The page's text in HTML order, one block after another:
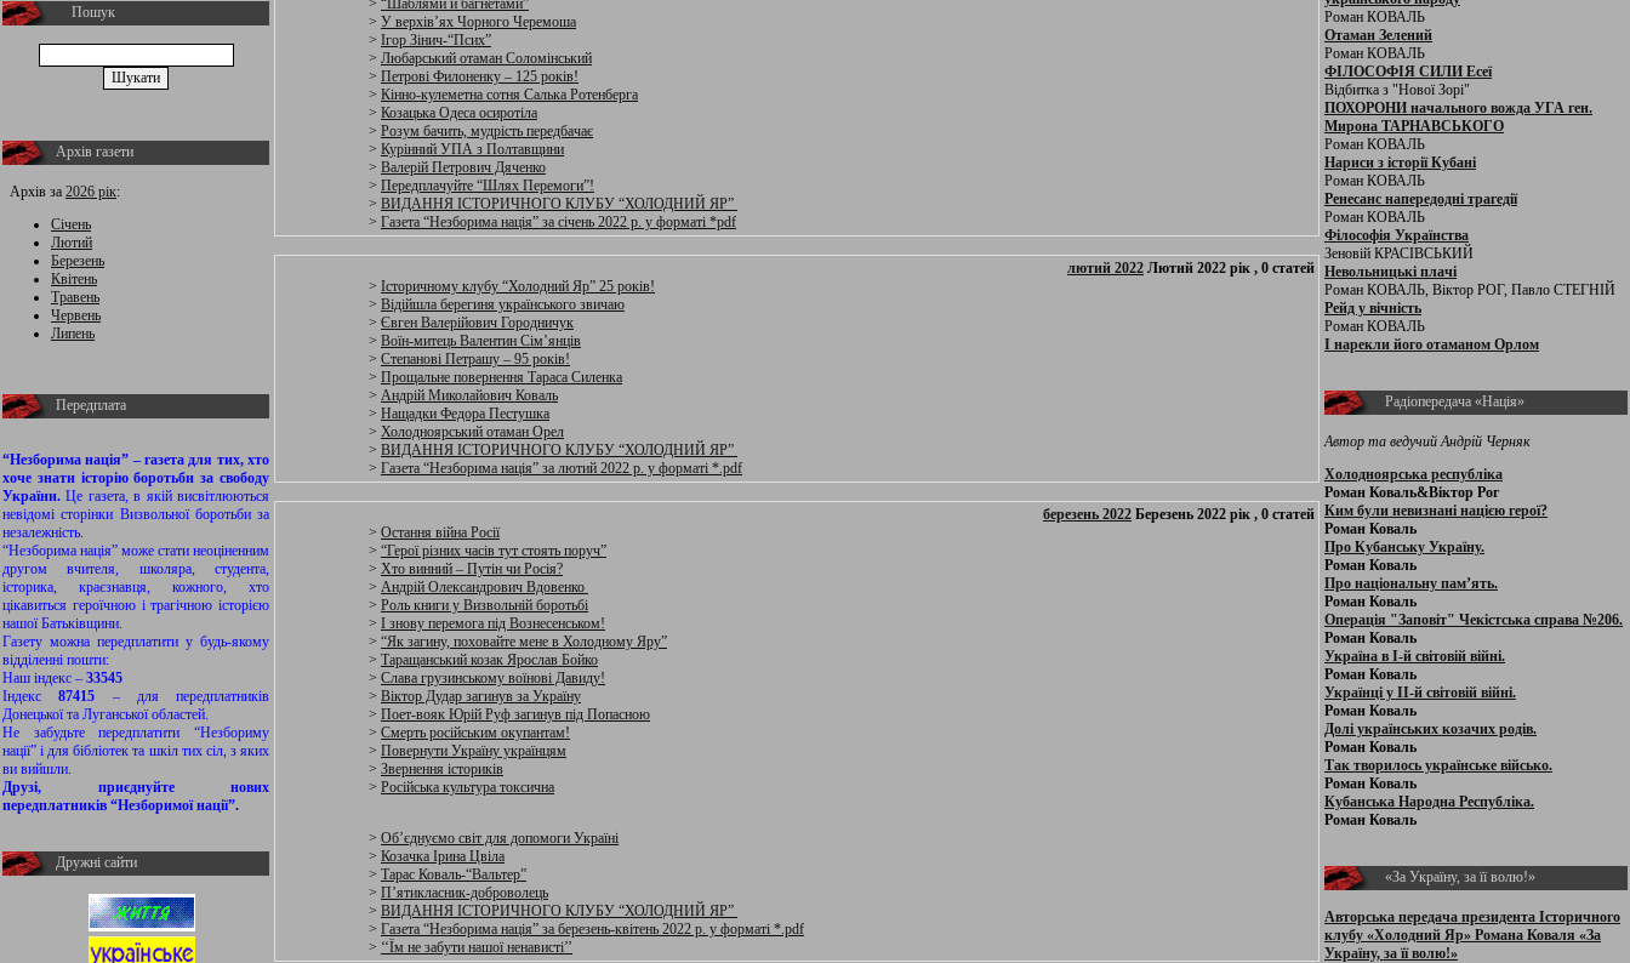
Пошук
Архів газети
Архів за 2026 рік:
Січень
Лютий
Березень
Квітень
Травень
Червень
Липень
Передплата
“Незборима нація” – газета для тих, хто
хоче знати історію боротьби за свободу
України.Це газета, в якій висвітлюються
невідомі сторінки Визвольної боротьби за
незалежність.
“Незборима нація” може стати неоціненним
другом вчителя, школяра, студента,
історика, краєзнавця, кожного, хто
цікавиться героїчною і трагічною історією
нашої Батьківщини.
Газету можна передплатити у будь-якому
відділенні пошти:
Наш індекс – 33545
Індекс87415 – для передплатників
Донецької та Луганської областей.
Не забудьте передплатити “Незбориму
нації” і для бібліотек та шкіл тих сіл, з яких
ви вийшли.
Друзі, приєднуйте нових
передплатників “Незборимої нації”.
Дружні сайти
> “Шаблями й багнетами”
> У верхів’ях Чорного Черемоша
> Ігор Зінич-“Псих”
> Любарський отаман Соломінський
> Петрові Филоненку – 125 років!
> Кінно-кулеметна сотня Салька Ротенберга
> Козацька Одеса осиротіла
> Розум бачить, мудрість передбачає
> Курінний УПА з Полтавщини
> Валерій Петрович Дяченко
> Передплачуйте “Шлях Перемоги”!
> ВИДАННЯ ІСТОРИЧНОГО КЛУБУ “ХОЛОДНИЙ ЯР”
> Газета “Незборима нація” за січень 2022 р. у форматі *pdf
лютий 2022 Лютий 2022 рік , 0 статей
> Історичному клубу “Холодний Яр” 25 років!
> Відійшла берегиня українського звичаю
> Євген Валерійович Городничук
> Воїн-митець Валентин Сім’янців
> Степанові Петрашу – 95 років!
> Прощальне повернення Тараса Силенка
> Андрій Миколайович Коваль
> Нащадки Федора Пестушка
> Холодноярський отаман Орел
> ВИДАННЯ ІСТОРИЧНОГО КЛУБУ “ХОЛОДНИЙ ЯР”
> Газета “Незборима нація” за лютий 2022 р. у форматі *.pdf
березень 2022 Березень 2022 рік , 0 статей
> Остання війна Росії
> “Герої різних часів тут стоять поруч”
> Хто винний – Путін чи Росія?
> Андрій Олександрович Вдовенко
> Роль книги у Визвольній боротьбі
> І знову перемога під Вознесенськом!
> “Як загину, поховайте мене в Холодному Яру”
> Таращанський козак Ярослав Бойко
> Слава грузинському воїнові Давиду!
> Віктор Дудар загинув за Україну
> Поет-вояк Юрій Руф загинув під Попасною
> Смерть російським окупантам!
> Повернути Україну українцям
> Звернення істориків
> Російська культура токсична
> Об’єднуємо світ для допомоги Україні
> Козачка Ірина Цвіла
> Тарас Коваль-“Вальтер”
> П’ятикласник-доброволець
> ВИДАННЯ ІСТОРИЧНОГО КЛУБУ “ХОЛОДНИЙ ЯР”
> Газета “Незборима нація” за березень-квітень 2022 р. у форматі *.pdf
> ‘‘Їм не забути нашої ненависті’’
Роман КОВАЛЬ
Отаман Зелений
Роман КОВАЛЬ
ФІЛОСОФІЯ СИЛИ Есеї
Відбитка з "Нової Зорі"
ПОХОРОНИ начального вожда УГА ген.
Мирона ТАРНАВСЬКОГО
Роман КОВАЛЬ
Нариси з історії Кубані
Роман КОВАЛЬ
Ренесанс напередодні трагедії
Роман КОВАЛЬ
Філософія Українства
Зеновій КРАСІВСЬКИЙ
Невольницькі плачі
Роман КОВАЛЬ, Віктор РОГ, Павло СТЕГНІЙ
Рейд у вічність
Роман КОВАЛЬ
І нарекли його отаманом Орлом
Радіопередача «Нація»
Автор та ведучий Андрій Черняк
Холодноярська республіка
Роман Коваль&Віктор Рог
Ким були невизнані нацією герої?
Роман Коваль
Про Кубанську Україну.
Роман Коваль
Про національну пам’ять.
Роман Коваль
Операція "Заповіт" Чекістська справа №206.
Роман Коваль
Україна в І-й світовій війні.
Роман Коваль
Українці у ІІ-й світовій війні.
Роман Коваль
Долі українських козачих родів.
Роман Коваль
Так творилось українське військо.
Роман Коваль
Кубанська Народна Республіка.
Роман Коваль
«За Україну, за її волю!»
Авторська передача президента Історичного
клубу «Холодний Яр» Романа Коваля «За
Україну, за її волю!»